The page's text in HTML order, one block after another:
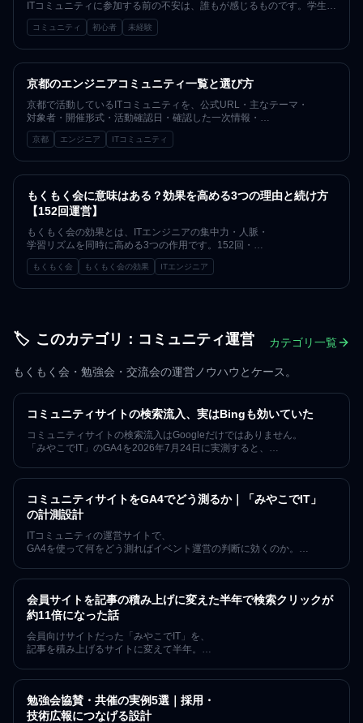
ITコミュニティに参加する前の不安は、誰もが感じるものです。学生、
未経験、
はじめての人が安心して参加するための考え方と具体的な一歩を、
コミュニティ 初心者 未経験
京都のエンジニアコミュニティ一覧と選び方
京都で活動しているITコミュニティを、公式URL・主なテーマ・
対象者・開催形式・活動確認日・確認した一次情報・
初参加方法つきで整理した活動確認型のマップです。
掲載順は優劣ではありません。
京都 エンジニア ITコミュニティ
もくもく会に意味はある？効果を高める3つの理由と続け方
【152回運営】
もくもく会の効果とは、ITエンジニアの集中力・人脈・
学習リズムを同時に高める3つの作用です。152回・
619名のコミュニティ運営から見えた効果のメカニズムと、
「意味がない」と感じる場合の原因・対処を、
もくもく会 もくもく会の効果 ITエンジニア
🏷️ このカテゴリ： コミュニティ運営 カテゴリ一覧
もくもく会・勉強会・交流会の運営ノウハウとケース。
コミュニティサイトの検索流入、実はBingも効いていた
コミュニティサイトの検索流入はGoogleだけではありません。
「みやこでIT」のGA4を2026年7月24日に実測すると、
で観測したこの数字と、AI経由の来訪、そして
「なぜ数値を公開するのか」を、因果を断定せずに記録します。
コミュニティサイトをGA4でどう測るか｜「みやこでIT」
の計測設計
ITコミュニティの運営サイトで、
GA4を使って何をどう測ればイベント運営の判断に効くのか。
152回の開催を続けるコミュニティの実例です。
会員サイトを記事の積み上げに変えた半年で検索クリックが
約11倍になった話
会員向けサイトだった「みやこでIT」を、
記事を積み上げるサイトに変えて半年。
数字の限界も含めて正直に記録します。
勉強会協賛・共催の実例5選｜採用・
技術広報につなげる設計